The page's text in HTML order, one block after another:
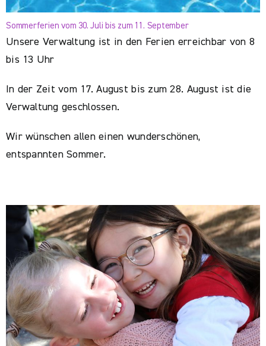
Sommerferien vom 30. Juli bis zum 11. September
Unsere Verwaltung ist in den Ferien erreichbar von 8
bis 13 Uhr
In der Zeit vom 17. August bis zum 28. August ist die
Verwaltung geschlossen.
Wir wünschen allen einen wunderschönen,
entspannten Sommer.